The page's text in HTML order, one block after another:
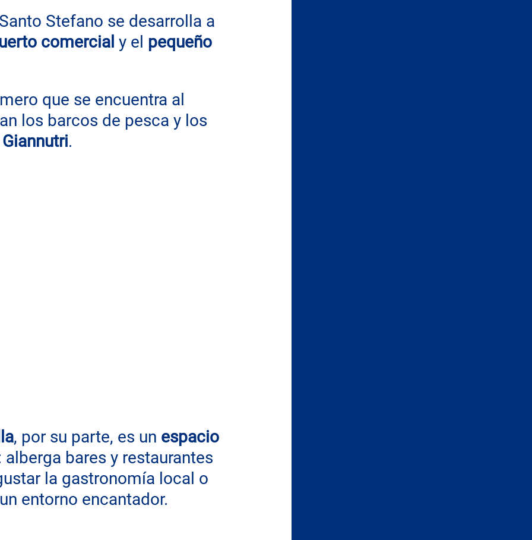
Stefano se desarrolla a
comercial y el pequeño
que se encuentra al
los barcos de pesca y los
Giannutri.
, por su parte, es un espacio
alberga bares y restaurantes
la gastronomía local o
entorno encantador.